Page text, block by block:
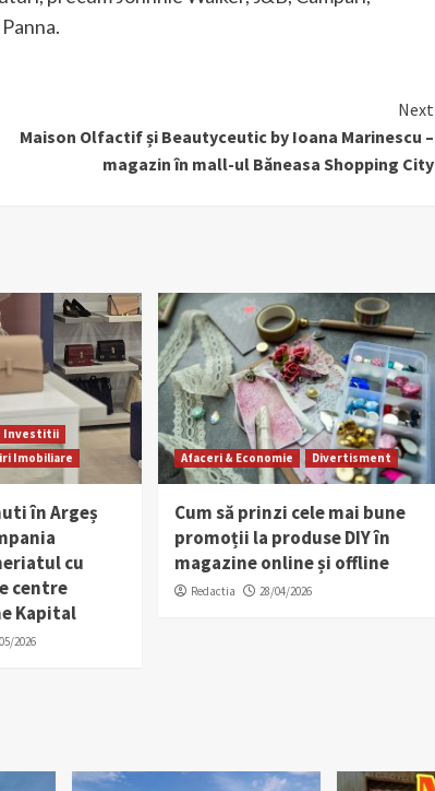
Next
Maison Olfactif și Beautyceutic by Ioana Marinescu –
magazin în mall-ul Băneasa Shopping City
Investitii
Imobiliare
în Argeș
cu
centre
Kapital
2026
Afaceri & Economie Divertisment
Cum să prinzi cele mai bune
promoții la produse DIY în
magazine online și offline
Redactia 28/04/2026